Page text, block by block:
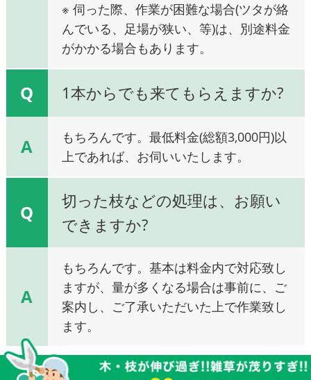
※ 伺った際、作業が困難な場合(ツタが絡
んでいる、足場が狭い、等)は、別途料金
がかかる場合もあります。
Q 1本からでも来てもらえますか?
A
もちろんです。最低料金(総額3,000円)以
上であれば、お伺いいたします。
Q
切った枝などの処理は、お願い
できますか?
A
もちろんです。基本は料金内で対応致し
ますが、量が多くなる場合は事前に、ご
案内し、ご了承いただいた上で作業致し
ます。